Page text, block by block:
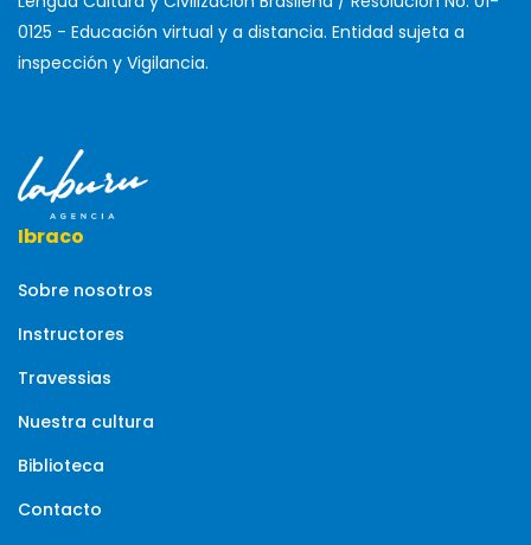
0125 - Educación virtual y a distancia. Entidad sujeta a
inspección y Vigilancia.
Ibraco
Sobre nosotros
Instructores
Travessias
Nuestra cultura
Biblioteca
Contacto